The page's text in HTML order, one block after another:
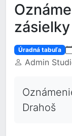
Úradná tabuľa
Admin
Drahoš